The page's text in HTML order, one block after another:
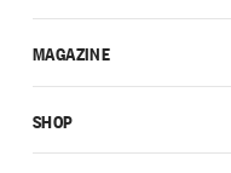
MAGAZINE
SHOP